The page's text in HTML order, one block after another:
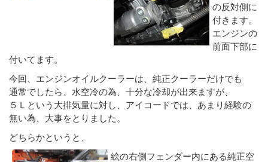
の反対側に
付きます。
エンジンの
前面下部に
付いてます。
今回、エンジンオイルクーラーは、純正クーラーだけでも
通常でしたら、水空冷の為、十分な冷却が出来ますが、
５Ｌという大排気量に対し、アイコードでは、あまり経験の
無い為、大事をとりました。
どちらかというと、
絵の右側フェンダー内にある純正空